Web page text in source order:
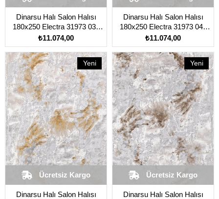
Dinarsu Halı Salon Halısı
180x250 Electra 31973 030
Mavi
₺11.074,00
Dinarsu Halı Salon Halısı
180x250 Electra 31973 041
Yeşil
₺11.074,00
Dinarsu Halı Salon Halısı
Ücretsiz Kargo
Yeni
Ürün
Dinarsu Halı Salon Halısı
Ücretsiz Kargo
Yeni
Ürün